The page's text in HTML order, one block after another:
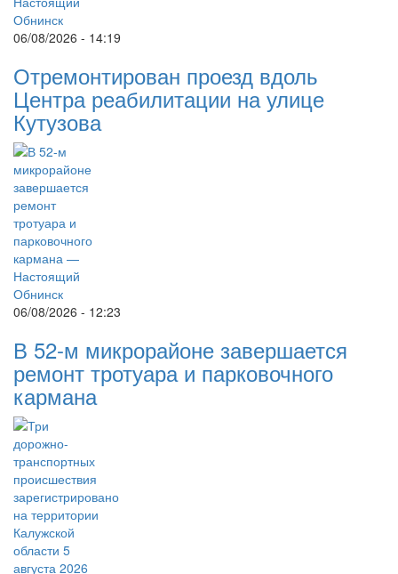
06/08/2026 - 14:19
Отремонтирован проезд вдоль
Центра реабилитации на улице
Кутузова
06/08/2026 - 12:23
В 52-м микрорайоне завершается
ремонт тротуара и парковочного
кармана